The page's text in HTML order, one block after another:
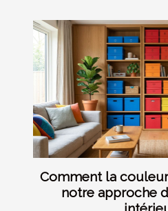
Comment la
notre approche